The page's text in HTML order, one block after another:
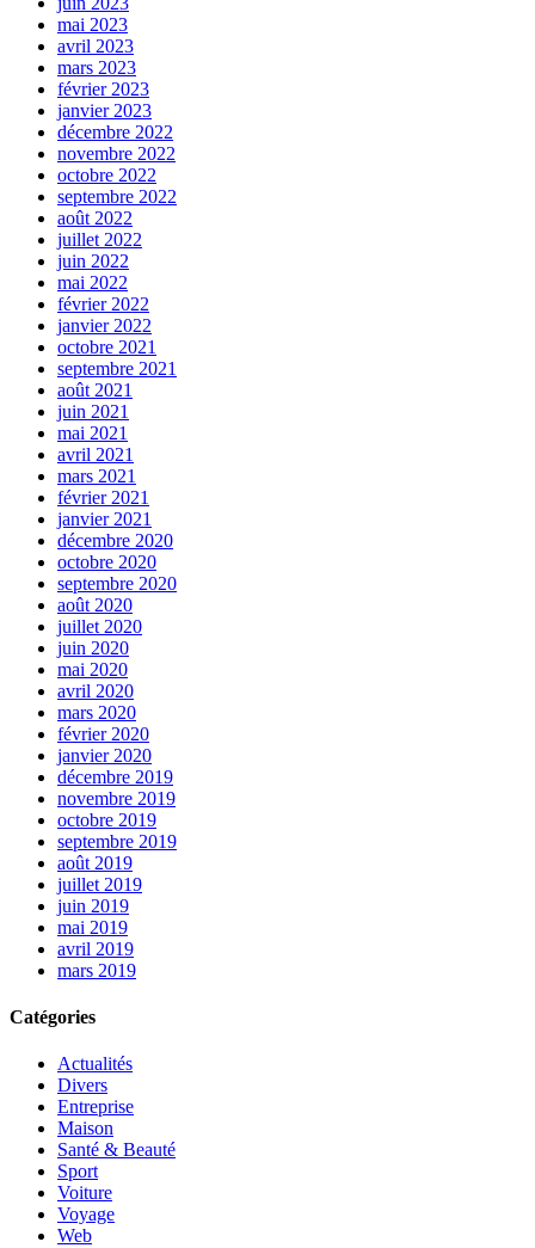
mai 2023
avril 2023
mars 2023
février 2023
janvier 2023
décembre 2022
novembre 2022
octobre 2022
septembre 2022
août 2022
juillet 2022
juin 2022
mai 2022
février 2022
janvier 2022
octobre 2021
septembre 2021
août 2021
juin 2021
mai 2021
avril 2021
mars 2021
février 2021
janvier 2021
décembre 2020
octobre 2020
septembre 2020
août 2020
juillet 2020
juin 2020
mai 2020
avril 2020
mars 2020
février 2020
janvier 2020
décembre 2019
novembre 2019
octobre 2019
septembre 2019
août 2019
juillet 2019
juin 2019
mai 2019
avril 2019
mars 2019
Catégories
Actualités
Divers
Entreprise
Maison
Santé & Beauté
Sport
Voiture
Voyage
Web